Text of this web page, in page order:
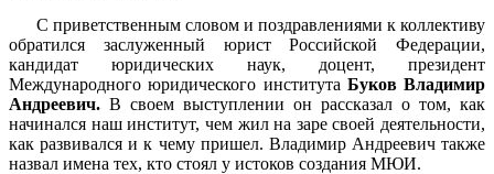
С приветственным словом и поздравлениями к коллективу
обратился заслуженный юрист Российской Федерации,
кандидат юридических наук, доцент, президент
Международного юридического института Буков Владимир
Андреевич. В своем выступлении он рассказал о том, как
начинался наш институт, чем жил на заре своей деятельности,
как развивался и к чему пришел. Владимир Андреевич также
назвал имена тех, кто стоял у истоков создания МЮИ.